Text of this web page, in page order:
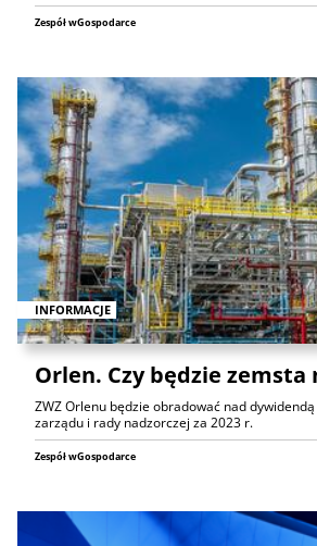
Zespół wGospodarce
INFORMACJE
Orlen. Czy będzie zemsta
ZWZ Orlenu będzie obradować nad
zarządu i rady nadzorczej za 2023 r.
Zespół wGospodarce